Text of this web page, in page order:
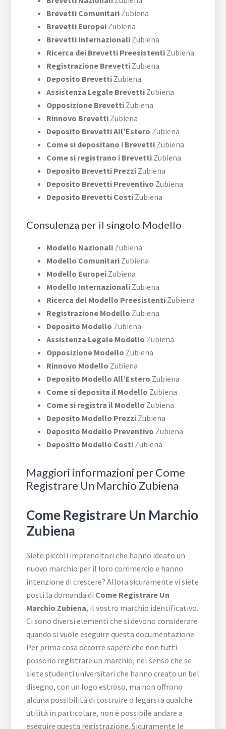
Brevetti Comunitari Zubiena
Brevetti Europei Zubiena
Brevetti Internazionali Zubiena
Ricerca dei Brevetti Preesistenti Zubiena
Registrazione Brevetti Zubiena
Deposito Brevetti Zubiena
Assistenza Legale Brevetti Zubiena
Opposizione Brevetti Zubiena
Rinnovo Brevetti Zubiena
Deposito Brevetti All’Estero Zubiena
Come si depositano i Brevetti Zubiena
Come si registrano i Brevetti Zubiena
Deposito Brevetti Prezzi Zubiena
Deposito Brevetti Preventivo Zubiena
Deposito Brevetti Costi Zubiena
Consulenza per il singolo Modello
Modello Nazionali Zubiena
Modello Comunitari Zubiena
Modello Europei Zubiena
Modello Internazionali Zubiena
Ricerca del Modello Preesistenti Zubiena
Registrazione Modello Zubiena
Deposito Modello Zubiena
Assistenza Legale Modello Zubiena
Opposizione Modello Zubiena
Rinnovo Modello Zubiena
Deposito Modello All’Estero Zubiena
Come si deposita il Modello Zubiena
Come si registra il Modello Zubiena
Deposito Modello Prezzi Zubiena
Deposito Modello Preventivo Zubiena
Deposito Modello Costi Zubiena
Maggiori informazioni per Come
Registrare Un Marchio Zubiena
Come Registrare Un Marchio
Zubiena
Siete piccoli imprenditori che hanno ideato un
nuovo marchio per il loro commercio e hanno
intenzione di crescere? Allora sicuramente vi siete
posti la domanda di Come Registrare Un
Marchio Zubiena, il vostro marchio identificativo.
Ci sono diversi elementi che si devono considerare
quando si vuole eseguire questa documentazione.
Per prima cosa occorre sapere che non tutti
possono registrare un marchio, nel senso che se
siete studenti universitari che hanno creato un bel
disegno, con un logo estroso, ma non offrono
alcuna possibilità di costruire o legarsi a qualche
utilità in particolare, non è possibile andare a
eseguire questa registrazione. Sicuramente le